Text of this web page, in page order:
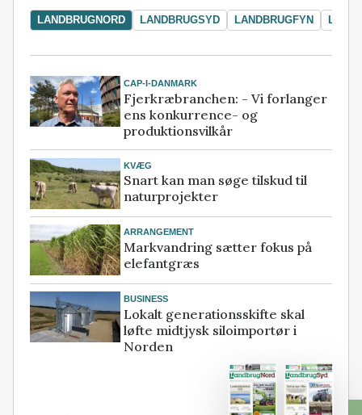
LANDBRUGNORD LANDBRUGSYD LANDBRUGFYN
CAP-I-DANMARK
Fjerkræbranchen: - Vi forlanger
ens konkurrence- og
produktionsvilkår
KVÆG
Snart kan man søge tilskud til
naturprojekter
ARRANGEMENT
Markvandring sætter fokus på
elefantgræs
BUSINESS
Lokalt generationsskifte skal
løfte midtjysk siloimportør i
Norden